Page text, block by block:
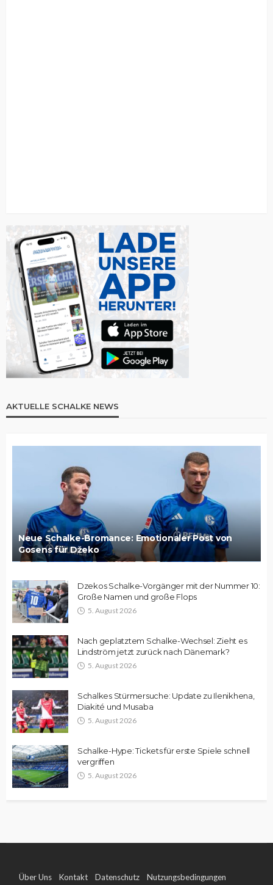
AKTUELLE SCHALKE NEWS
Neue Schalke-Bromance: Emotionaler Post von
Gosens für Džeko
Dzekos Schalke-Vorgänger mit der Nummer 10:
Große Namen und große Flops
5. August 2026
Nach geplatztem Schalke-Wechsel: Zieht es
Lindström jetzt zurück nach Dänemark?
5. August 2026
Schalkes Stürmersuche: Update zu Ilenikhena,
Diakité und Musaba
5. August 2026
Schalke-Hype: Tickets für erste Spiele schnell
vergriffen
5. August 2026
Über Uns Kontakt Datenschutz Nutzungsbedingungen